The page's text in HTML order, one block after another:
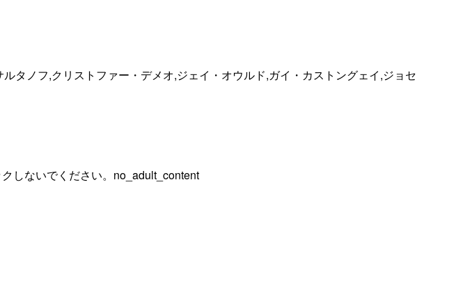
タノフ,クリストファー・デメオ,ジェイ・オウルド,ガイ・カストングェイ,ジョセ
しないでください。 no_adult_content